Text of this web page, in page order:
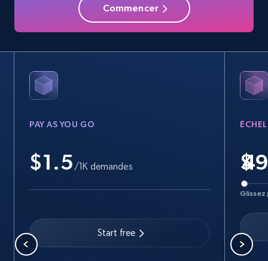
Commencer
PAY AS YOU GO
$1.5 /1K demandes
Start free
$
Glissez